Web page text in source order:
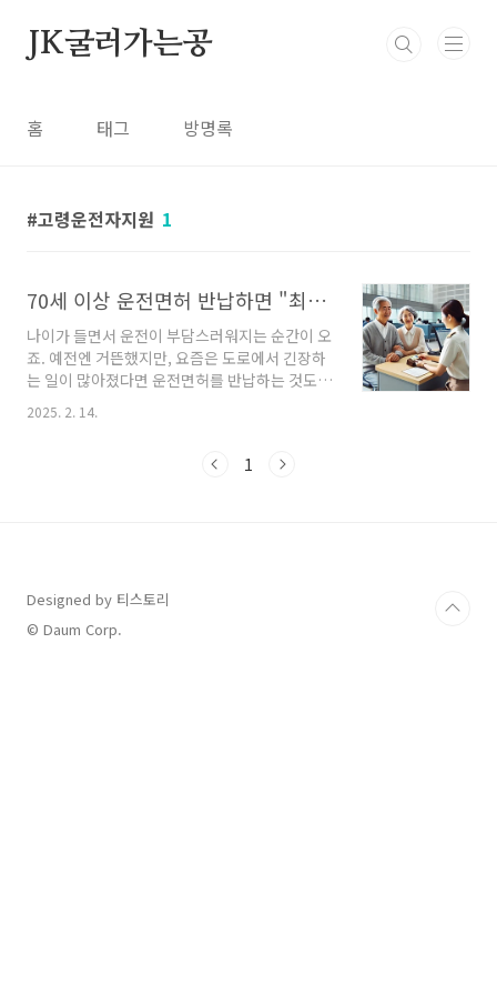
JK굴러가는공
홈 태그 방명록
고령운전자지원 1
70세 이상 운전면허 반납하면 "최대 50만 원 교통카드 지급!"
나이가 들면서 운전이 부담스러워지는 순간이 오
죠. 예전엔 거뜬했지만, 요즘은 도로에서 긴장하
는 일이 많아졌다면 운전면허를 반납하는 것도
하나의 선택이 될 수 있습니다. 그렇다면 그냥 반
납만 해야 할까요? 아니죠! 강남구에서는 70세
드를 지급하는 지원금 정책을 시행합니다.하지만
서류🚏 면허 반납 후 대중교통 이용을 위한 추가
지원운전대를 내려놓는 것이 아쉽기도 하지만,
2025. 2. 14.
1
Designed by 티스토리
© Daum Corp.